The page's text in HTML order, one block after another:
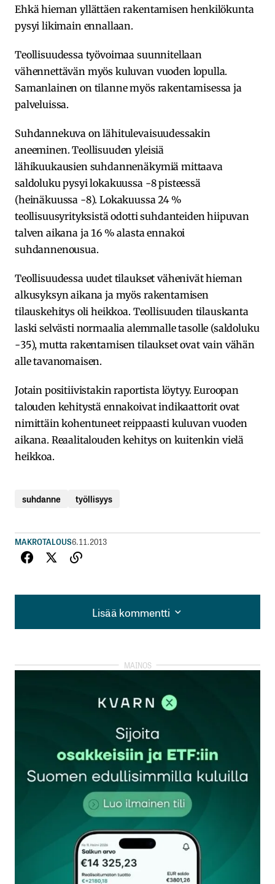
Ehkä hieman yllättäen rakentamisen henkilökunta
pysyi likimain ennallaan.
Teollisuudessa työvoimaa suunnitellaan
vähennettävän myös kuluvan vuoden lopulla.
Samanlainen on tilanne myös rakentamisessa ja
palveluissa.
Suhdannekuva on lähitulevaisuudessakin
aneeminen. Teollisuuden yleisiä
lähikuukausien suhdannenäkymiä mittaava
saldoluku pysyi lokakuussa -8 pisteessä
(heinäkuussa -8). Lokakuussa 24 %
teollisuusyrityksistä odotti suhdanteiden hiipuvan
talven aikana ja 16 % alasta ennakoi
suhdannenousua.
Teollisuudessa uudet tilaukset vähenivät hieman
alkusyksyn aikana ja myös rakentamisen
tilauskehitys oli heikkoa. Teollisuuden tilauskanta
laski selvästi normaalia alemmalle tasolle (saldoluku
-35), mutta rakentamisen tilaukset ovat vain vähän
alle tavanomaisen.
Jotain positiivistakin raportista löytyy. Euroopan
talouden kehitystä ennakoivat indikaattorit ovat
nimittäin kohentuneet reippaasti kuluvan vuoden
aikana. Reaalitalouden kehitys on kuitenkin vielä
heikkoa.
suhdanne työllisyys
MAKROTALOUS6.11.2013
Lisää kommentti
Lisää kommentti
kirjautua
rekisteröityä
Sähköpostiosoitettasi ei julkaista.Pakolliset
kentät on merkitty*
Kommentti*